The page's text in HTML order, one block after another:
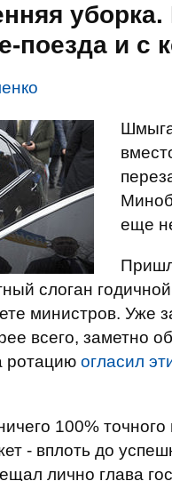
поезда и с
еще
слоган
министров. Уже
всего, заметно
ротацию огласил
100%
- вплоть до
лично глава